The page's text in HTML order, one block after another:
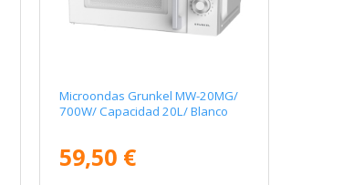
Microondas Grunkel MW-20MG/
700W/ Capacidad 20L/ Blanco
59,50 €